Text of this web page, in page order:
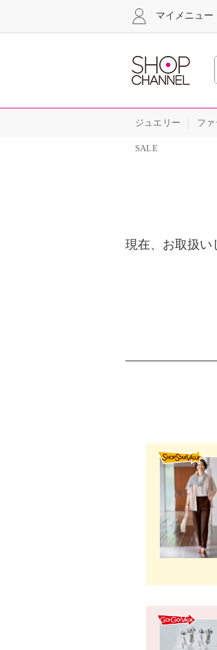
マイメニュー
ジュエリー フ
SALE
現在、お取扱い